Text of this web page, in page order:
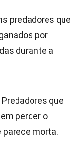
predadores que
por
durante a
Predadores que
perder o
parece morta.